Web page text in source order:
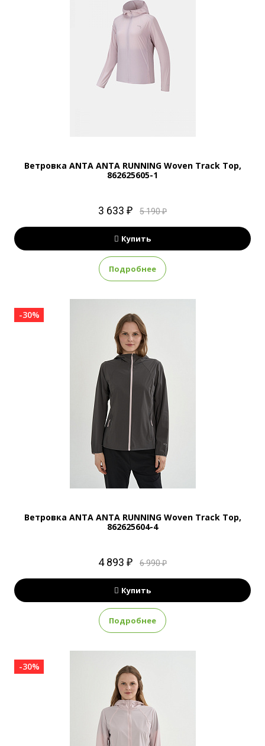
Ветровка ANTA ANTA RUNNING Woven Track Top,
862625605-1
3 633 ₽ 5 190 ₽
Купить
Подробнее
-30%
Ветровка ANTA ANTA RUNNING Woven Track Top,
862625604-4
4 893 ₽ 6 990 ₽
Купить
Подробнее
-30%